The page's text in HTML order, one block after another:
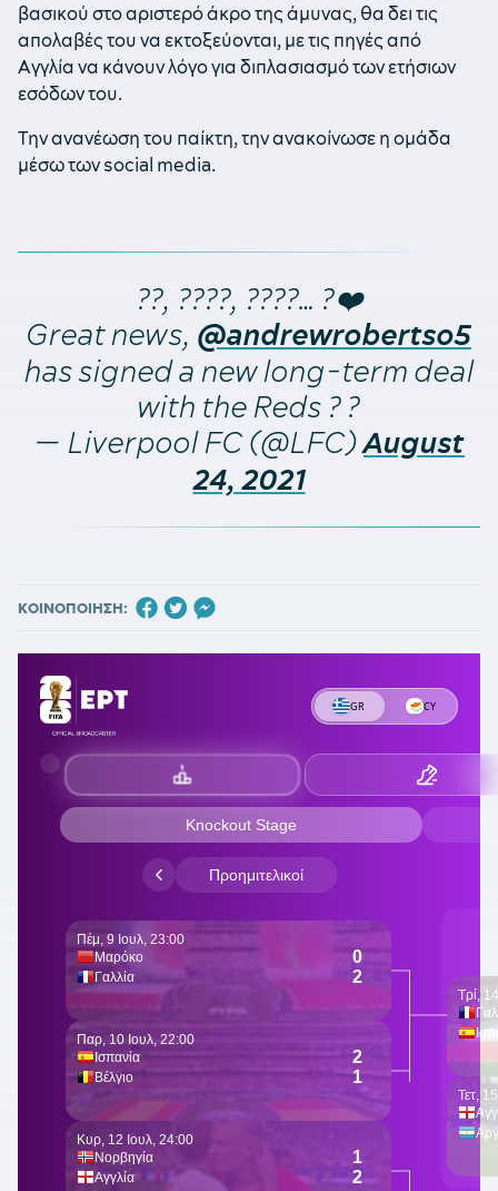
βασικού στο αριστερό άκρο της άμυνας, θα δει τις
απολαβές του να εκτοξεύονται, με τις πηγές από
Αγγλία να κάνουν λόγο για διπλασιασμό των ετήσιων
εσόδων του.
Την ανανέωση του παίκτη, την ανακοίνωσε η ομάδα
μέσω των social media.
??, ????, ????… ?❤️
Great news, @andrewrobertso5
has signed a new long-term deal
with the Reds ? ?
— Liverpool FC (@LFC)August
24, 2021
ΚΟΙΝΟΠΟΙΗΣΗ: